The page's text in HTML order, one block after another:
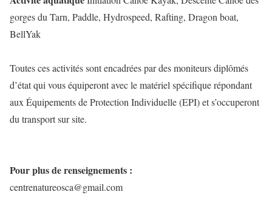
gorges du Tarn, Paddle, Hydrospeed, Rafting, Dragon boat,
BellYak
Toutes ces activités sont encadrées par des moniteurs diplômés
d’état qui vous équiperont avec le matériel spécifique répondant
aux Équipements de Protection Individuelle (EPI) et s’occuperont
du transport sur site.
Pour plus de renseignements :
centrenatureosca@gmail.com